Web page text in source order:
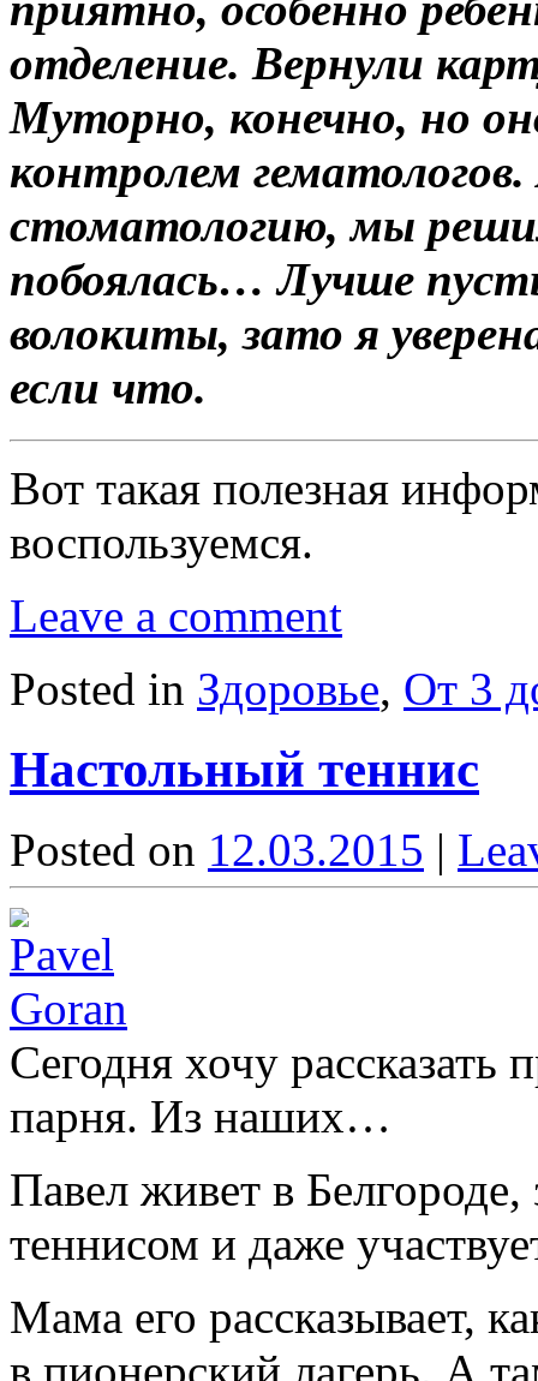
отделение. Вернули
Муторно, конечно, но
контролем
стоматологию, мы
побоялась… Лучше
волокиты, зато я
если что.
Вот такая полезная
воспользуемся.
Leave a comment
Posted in Здоровье, От 3
Настольный теннис
Posted on 12.03.2015 |
Сегодня хочу рассказать
парня. Из наших…
Павел живет в
теннисом и даже
Мама его рассказывает,